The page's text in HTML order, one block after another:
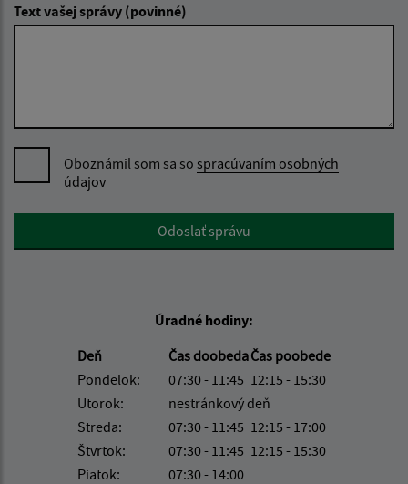
Text vašej správy (povinné)
Oboznámil som sa so spracúvaním osobných
údajov
Google reCaptcha ResponseOdoslať správu
Úradné hodiny:
Deň
Čas doobedaČas poobede
Pondelok:
07:30 - 11:45 12:15 - 15:30
Utorok:
nestránkový deň
Streda:
07:30 - 11:45 12:15 - 17:00
Štvrtok:
07:30 - 11:45 12:15 - 15:30
Piatok:
07:30 - 14:00